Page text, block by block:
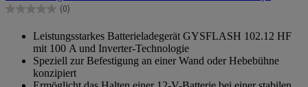
Sternen.
(0)
0.0
Sternen.
Leistungsstarkes Batterieladegerät GYSFLASH 102.12 HF
mit 100 A und Inverter-Technologie
Speziell zur Befestigung an einer Wand oder Hebebühne
konzipiert